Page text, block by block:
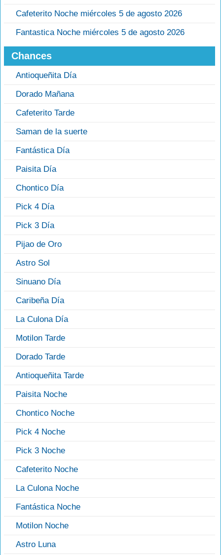
Cafeterito Noche miércoles 5 de agosto 2026
Fantastica Noche miércoles 5 de agosto 2026
Chances
Antioqueñita Día
Dorado Mañana
Cafeterito Tarde
Saman de la suerte
Fantástica Día
Paisita Día
Chontico Día
Pick 4 Día
Pick 3 Día
Pijao de Oro
Astro Sol
Sinuano Día
Caribeña Día
La Culona Día
Motilon Tarde
Dorado Tarde
Antioqueñita Tarde
Paisita Noche
Chontico Noche
Pick 4 Noche
Pick 3 Noche
Cafeterito Noche
La Culona Noche
Fantástica Noche
Motilon Noche
Astro Luna